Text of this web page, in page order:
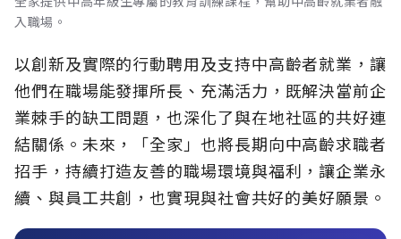
入職場。
以創新及實際的行動聘用及支持中高齡者就業，讓
他們在職場能發揮所長、充滿活力，既解決當前企
業棘手的缺工問題，也深化了與在地社區的共好連
結關係。未來，「全家」也將長期向中高齡求職者
招手，持續打造友善的職場環境與福利，讓企業永
續、與員工共創，也實現與社會共好的美好願景。